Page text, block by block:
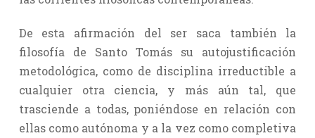
De esta afirmación del ser saca también la
filosofía de Santo Tomás su autojustificación
metodológica, como de disciplina irreductible a
cualquier otra ciencia, y más aún tal, que
trasciende a todas, poniéndose en relación con
ellas como autónoma y a la vez como completiva